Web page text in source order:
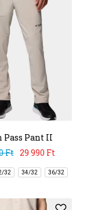
Pass Pant II
Ft 29 990 Ft
32 34/32 36/32